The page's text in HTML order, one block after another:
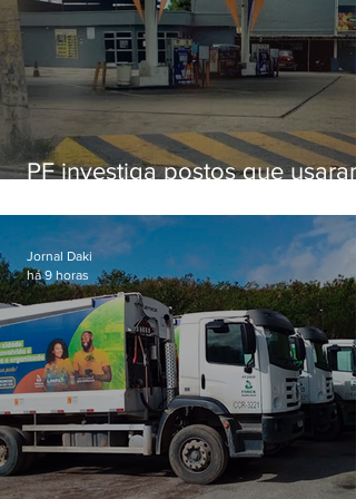
PF investiga postos que usaram
secretário morto em 2020
Jornal Daki
há 9 horas